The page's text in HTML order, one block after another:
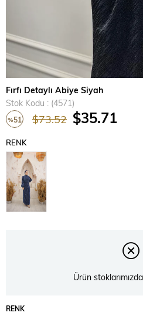
Fırfı Detaylı Abiye Siyah
Stok Kodu
(4571)
%51 $73.52 $35.71
RENK
Ürün
RENK